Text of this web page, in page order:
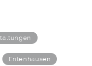
Entenhausen